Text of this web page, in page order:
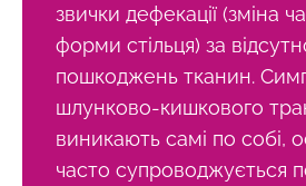
звички дефекації (зміна
форми стільця) за
пошкоджень тканин.
шлунково-кишкового
виникають самі по собі,
часто супроводжується